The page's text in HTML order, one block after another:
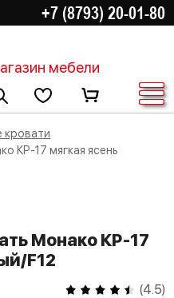
+7 (8793) 20-01-80
мебели
кровати
F12
(4.5)